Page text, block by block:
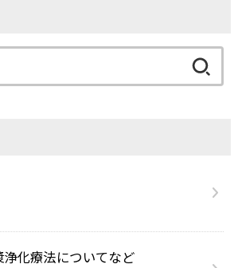
索:
化療法についてなど